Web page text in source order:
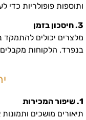
ותוספות פופולריות כדי
3. חיסכון בזמן
מלצרים יכולים
בנפרד. הלקוחות מקבלים
1. שיפור המכירות
תיאורים מושכים